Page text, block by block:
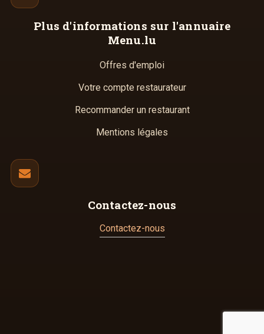
Plus d'informations sur l'annuaire
Menu.lu
Offres d'emploi
Votre compte restaurateur
Recommander un restaurant
Mentions légales
Contactez-nous
Contactez-nous